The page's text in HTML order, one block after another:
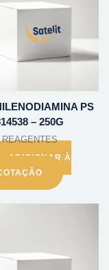
PS
– 250G
REAGENTES
ADICIONAR À